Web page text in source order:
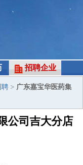
招聘企业
聘 > 广东嘉宝华医药集
公司吉大分店